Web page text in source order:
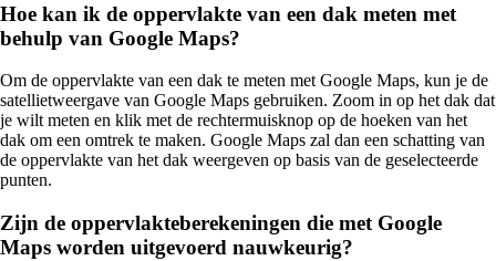
Hoe kan ik de oppervlakte van een dak meten met
behulp van Google Maps?
Om de oppervlakte van een dak te meten met Google Maps, kun je de
satellietweergave van Google Maps gebruiken. Zoom in op het dak dat
je wilt meten en klik met de rechtermuisknop op de hoeken van het
dak om een ​​omtrek te maken. Google Maps zal dan een schatting van
de oppervlakte van het dak weergeven op basis van de geselecteerde
punten.
Zijn de oppervlakteberekeningen die met Google
Maps worden uitgevoerd nauwkeurig?